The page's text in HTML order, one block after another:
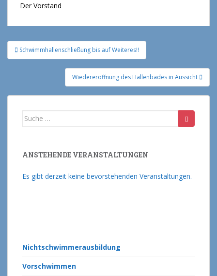
Der Vorstand
Beitragsnavigation
Schwimmhallenschließung bis auf Weiteres!!
Wiedereröffnung des Hallenbades in Aussicht
Suche nach:
ANSTEHENDE VERANSTALTUNGEN
Es gibt derzeit keine bevorstehenden Veranstaltungen.
Nichtschwimmerausbildung
Vorschwimmen